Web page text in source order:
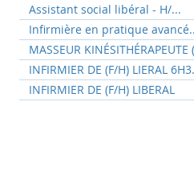
Assistant social libéral - H/...
Infirmière en pratique
MASSEUR KINÉSITHÉRAPEUTE
INFIRMIER DE (F/H) LIERAL
INFIRMIER DE (F/H) LIBERAL